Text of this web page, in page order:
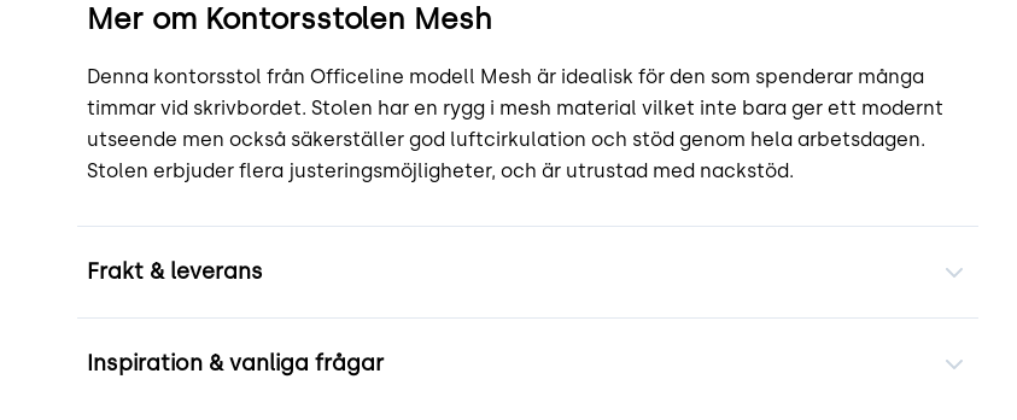
Mer om Kontorsstolen Mesh
Denna kontorsstol från Officeline modell Mesh är idealisk för den som spenderar många
timmar vid skrivbordet. Stolen har en rygg i mesh material vilket inte bara ger ett modernt
utseende men också säkerställer god luftcirkulation och stöd genom hela arbetsdagen.
Stolen erbjuder flera justeringsmöjligheter, och är utrustad med nackstöd.
Frakt & leverans
Inspiration & vanliga frågar